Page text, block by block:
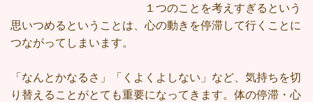
１つのことを考えすぎるという
思いつめるということは、心の動きを停滞して行くことに
つながってしまいます。
「なんとかなるさ」「くよくよしない」など、気持ちを切
り替えることがとても重要になってきます。体の停滞・心